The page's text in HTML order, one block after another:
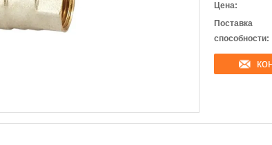
Цена:
Поставка
способности: